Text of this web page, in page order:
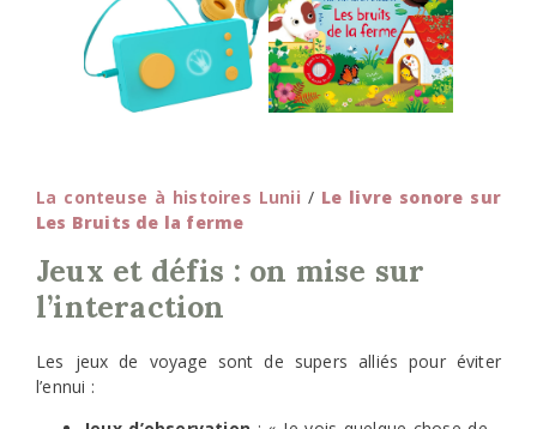
La conteuse à histoires Lunii / Le livre sonore sur
Les Bruits de la ferme
Jeux et défis : on mise sur
l’interaction
Les jeux de voyage sont de supers alliés pour éviter
l’ennui :